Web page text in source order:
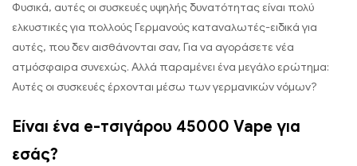
Φυσικά, αυτές οι συσκευές υψηλής δυνατότητας είναι πολύ
ελκυστικές για πολλούς Γερμανούς καταναλωτές-ειδικά για
αυτές, που δεν αισθάνονται σαν, Για να αγοράσετε νέα
ατμόσφαιρα συνεχώς. Αλλά παραμένει ένα μεγάλο ερώτημα:
Αυτές οι συσκευές έρχονται μέσω των γερμανικών νόμων?
Είναι ένα e-τσιγάρου 45000 Vape για
εσάς?